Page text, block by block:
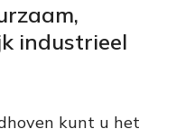
industrieel
kunt u het